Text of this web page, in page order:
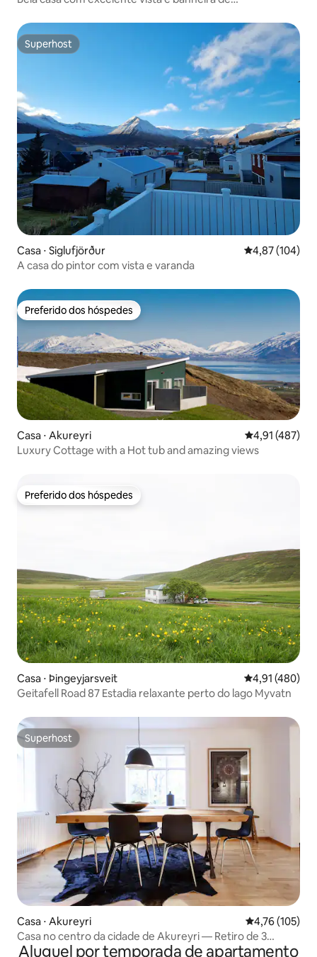
Superhost
Superhost
Casa ⋅ Siglufjörður 4,87 de uma
4,87 (104)
A casa do pintor com vista e varanda
Preferido dos hóspedes
Preferido dos hóspedes
Casa ⋅ Akureyri 4,91 de uma
4,91 (487)
Luxury Cottage with a Hot tub and amazing views
Preferido dos hóspedes
Preferido dos hóspedes
Casa ⋅ Þingeyjarsveit 4,91 de uma
4,91 (480)
Geitafell Road 87 Estadia relaxante perto do lago Myvatn
Superhost
Superhost
Casa ⋅ Akureyri 4,76 de uma
4,76 (105)
Casa no centro da cidade de Akureyri — Retiro de 3
quartos
Aluguel por temporada de apartamento